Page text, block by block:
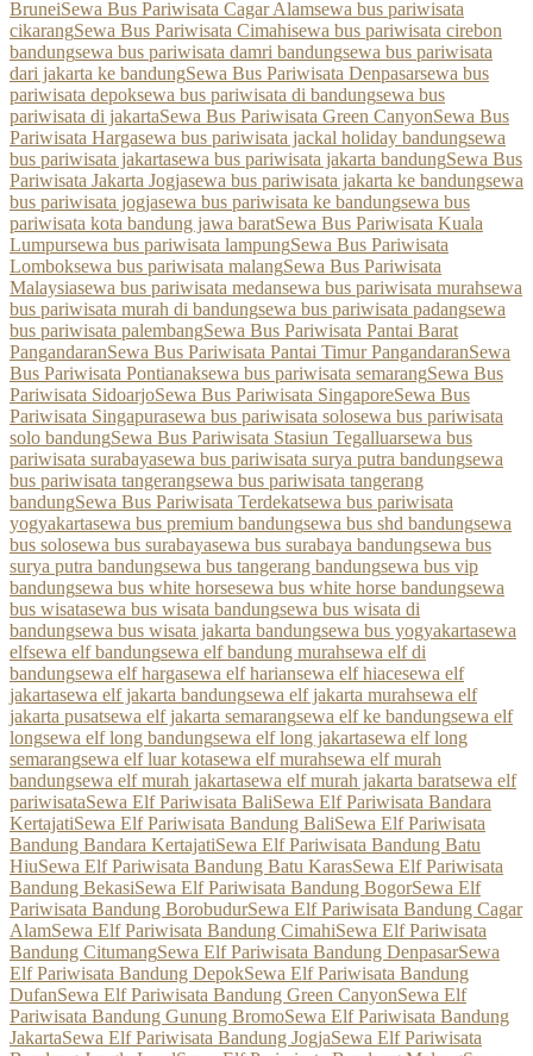
BruneiSewa Bus Pariwisata Cagar Alamsewa bus pariwisata
cikarangSewa Bus Pariwisata Cimahisewa bus pariwisata cirebon
bandungsewa bus pariwisata damri bandungsewa bus pariwisata
dari jakarta ke bandungSewa Bus Pariwisata Denpasarsewa bus
pariwisata depoksewa bus pariwisata di bandungsewa bus
pariwisata di jakartaSewa Bus Pariwisata Green CanyonSewa Bus
Pariwisata Hargasewa bus pariwisata jackal holiday bandungsewa
bus pariwisata jakartasewa bus pariwisata jakarta bandungSewa Bus
Pariwisata Jakarta Jogjasewa bus pariwisata jakarta ke bandungsewa
bus pariwisata jogjasewa bus pariwisata ke bandungsewa bus
pariwisata kota bandung jawa baratSewa Bus Pariwisata Kuala
Lumpursewa bus pariwisata lampungSewa Bus Pariwisata
Lomboksewa bus pariwisata malangSewa Bus Pariwisata
Malaysiasewa bus pariwisata medansewa bus pariwisata murahsewa
bus pariwisata murah di bandungsewa bus pariwisata padangsewa
bus pariwisata palembangSewa Bus Pariwisata Pantai Barat
PangandaranSewa Bus Pariwisata Pantai Timur PangandaranSewa
Bus Pariwisata Pontianaksewa bus pariwisata semarangSewa Bus
Pariwisata SidoarjoSewa Bus Pariwisata SingaporeSewa Bus
Pariwisata Singapurasewa bus pariwisata solosewa bus pariwisata
solo bandungSewa Bus Pariwisata Stasiun Tegalluarsewa bus
pariwisata surabayasewa bus pariwisata surya putra bandungsewa
bus pariwisata tangerangsewa bus pariwisata tangerang
bandungSewa Bus Pariwisata Terdekatsewa bus pariwisata
yogyakartasewa bus premium bandungsewa bus shd bandungsewa
bus solosewa bus surabayasewa bus surabaya bandungsewa bus
surya putra bandungsewa bus tangerang bandungsewa bus vip
bandungsewa bus white horsesewa bus white horse bandungsewa
bus wisatasewa bus wisata bandungsewa bus wisata di
bandungsewa bus wisata jakarta bandungsewa bus yogyakartasewa
elfsewa elf bandungsewa elf bandung murahsewa elf di
bandungsewa elf hargasewa elf hariansewa elf hiacesewa elf
jakartasewa elf jakarta bandungsewa elf jakarta murahsewa elf
jakarta pusatsewa elf jakarta semarangsewa elf ke bandungsewa elf
longsewa elf long bandungsewa elf long jakartasewa elf long
semarangsewa elf luar kotasewa elf murahsewa elf murah
bandungsewa elf murah jakartasewa elf murah jakarta baratsewa elf
pariwisataSewa Elf Pariwisata BaliSewa Elf Pariwisata Bandara
KertajatiSewa Elf Pariwisata Bandung BaliSewa Elf Pariwisata
Bandung Bandara KertajatiSewa Elf Pariwisata Bandung Batu
HiuSewa Elf Pariwisata Bandung Batu KarasSewa Elf Pariwisata
Bandung BekasiSewa Elf Pariwisata Bandung BogorSewa Elf
Pariwisata Bandung BorobudurSewa Elf Pariwisata Bandung Cagar
AlamSewa Elf Pariwisata Bandung CimahiSewa Elf Pariwisata
Bandung CitumangSewa Elf Pariwisata Bandung DenpasarSewa
Elf Pariwisata Bandung DepokSewa Elf Pariwisata Bandung
DufanSewa Elf Pariwisata Bandung Green CanyonSewa Elf
Pariwisata Bandung Gunung BromoSewa Elf Pariwisata Bandung
JakartaSewa Elf Pariwisata Bandung JogjaSewa Elf Pariwisata